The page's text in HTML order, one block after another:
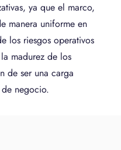
ya que el marco,
manera uniforme en
los riesgos operativos
madurez de los
de ser una carga
negocio.